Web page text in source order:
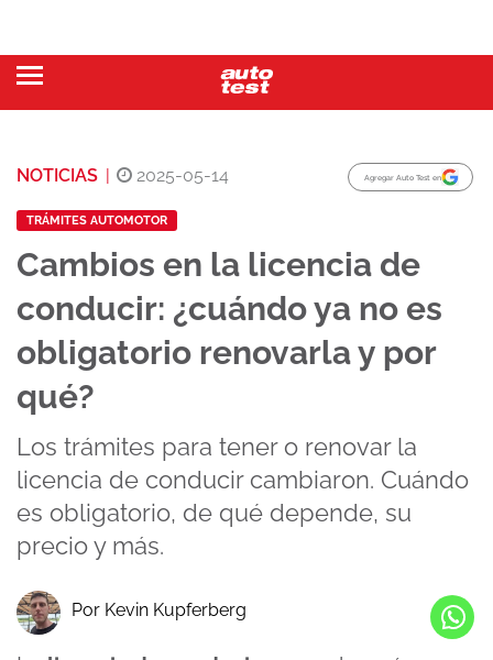
NOTICIAS | 2025-05-14 Agregar Auto Test en
TRÁMITES AUTOMOTOR
Cambios en la licencia de
conducir: ¿cuándo ya no es
obligatorio renovarla y por
qué?
Los trámites para tener o renovar la
licencia de conducir cambiaron. Cuándo
es obligatorio, de qué depende, su
precio y más.
Por Kevin Kupferberg